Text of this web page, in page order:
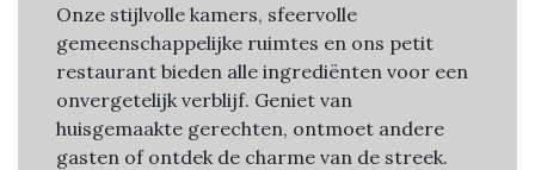
Onze stijlvolle kamers, sfeervolle
gemeenschappelijke ruimtes en ons petit
restaurant bieden alle ingrediënten voor een
onvergetelijk verblijf. Geniet van
huisgemaakte gerechten, ontmoet andere
gasten of ontdek de charme van de streek.